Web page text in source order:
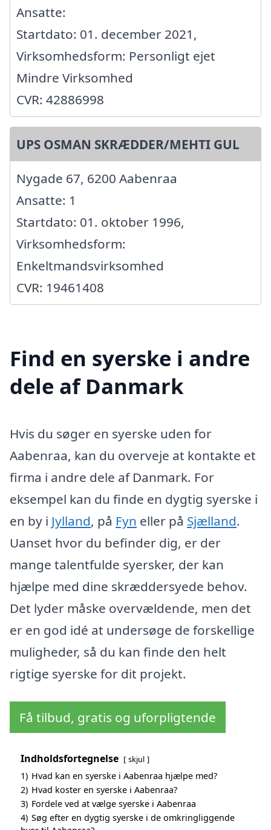
Ansatte:
Startdato: 01. december 2021,
Virksomhedsform: Personligt ejet
Mindre Virksomhed
CVR: 42886998
UPS OSMAN SKRÆDDER/MEHTI GUL
Nygade 67, 6200 Aabenraa
Ansatte: 1
Startdato: 01. oktober 1996,
Virksomhedsform:
Enkeltmandsvirksomhed
CVR: 19461408
Find en syerske i andre
dele af Danmark
Hvis du søger en syerske uden for
Aabenraa, kan du overveje at kontakte et
firma i andre dele af Danmark. For
eksempel kan du finde en dygtig syerske i
en by i Jylland, på Fyn eller på Sjælland.
Uanset hvor du befinder dig, er der
mange talentfulde syersker, der kan
hjælpe med dine skræddersyede behov.
Det lyder måske overvældende, men det
er en god idé at undersøge de forskellige
muligheder, så du kan finde den helt
rigtige syerske for dit projekt.
Få tilbud, gratis og uforpligtende
Indholdsfortegnelse skjul
1) Hvad kan en syerske i Aabenraa hjælpe med?
2) Hvad koster en syerske i Aabenraa?
3) Fordele ved at vælge syerske i Aabenraa
4) Søg efter en dygtig syerske i de omkringliggende